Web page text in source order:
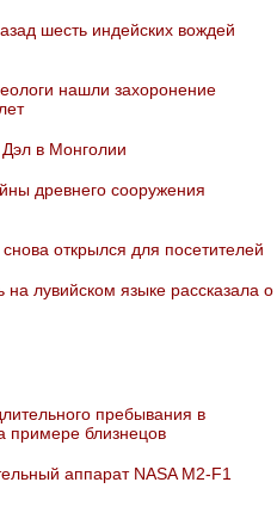
шесть индейских вождей
нашли захоронение
в Монголии
древнего сооружения
открылся для посетителей
на лувийском языке рассказала о
пребывания в
примере близнецов
аппарат NASA M2-F1